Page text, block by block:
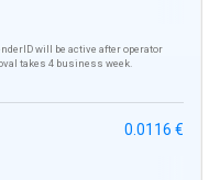
will be active after operator
takes 4 business week.
0.0116 €